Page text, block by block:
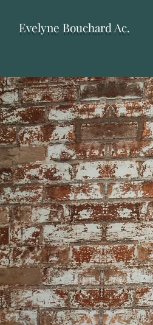
Evelyne Bouchard Ac.